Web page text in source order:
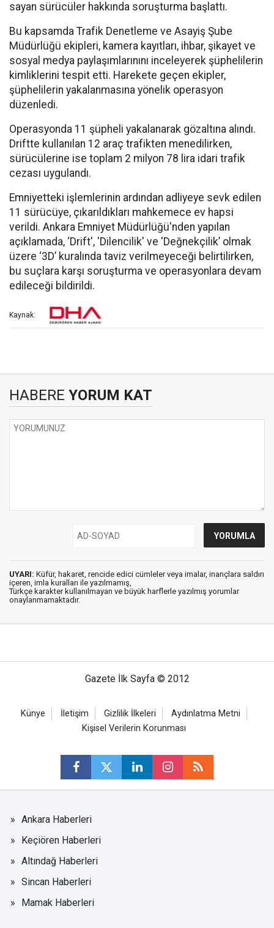
sayan sürücüler hakkında soruşturma başlattı.
Bu kapsamda Trafik Denetleme ve Asayiş Şube
Müdürlüğü ekipleri, kamera kayıtları, ihbar, şikayet ve
sosyal medya paylaşımlarınını inceleyerek şüphelilerin
kimliklerini tespit etti. Harekete geçen ekipler,
şüphelilerin yakalanmasına yönelik operasyon
düzenledi.
Operasyonda 11 şüpheli yakalanarak gözaltına alındı.
Driftte kullanılan 12 araç trafikten menedilirken,
sürücülerine ise toplam 2 milyon 78 lira idari trafik
cezası uygulandı.
Emniyetteki işlemlerinin ardından adliyeye sevk edilen
11 sürücüye, çıkarıldıkları mahkemece ev hapsi
verildi. Ankara Emniyet Müdürlüğü'nden yapılan
açıklamada, ‘Drift', 'Dilencilik' ve 'Değnekçilik’ olmak
üzere ‘3D’ kuralında taviz verilmeyeceği belirtilirken,
bu suçlara karşı soruşturma ve operasyonlara devam
edileceği bildirildi.
Kaynak:
HABERE YORUM KAT
UYARI: Küfür, hakaret, rencide edici cümleler veya imalar, inançlara saldırı
içeren, imla kuralları ile yazılmamış,
Türkçe karakter kullanılmayan ve büyük harflerle yazılmış yorumlar
onaylanmamaktadır.
Gazete İlk Sayfa © 2012
Künye İletişim Gizlilik İlkeleri
Aydınlatma Metni
Kişisel Verilerin Korunması
Ankara Haberleri
Keçiören Haberleri
Altındağ Haberleri
Sincan Haberleri
Mamak Haberleri